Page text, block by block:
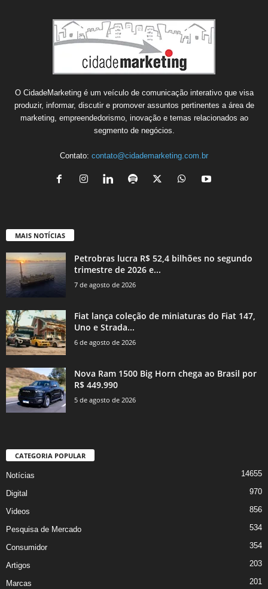
O CidadeMarketing é um veículo de comunicação interativo que visa
produzir, informar, discutir e promover assuntos pertinentes a área de
marketing, empreendedorismo, inovação e temas relacionados ao
segmento de negócios.
Contato: contato@cidademarketing.com.br
MAIS NOTÍCIAS
Petrobras lucra R$ 52,4 bilhões no segundo
trimestre de 2026 e...
7 de agosto de 2026
Fiat lança coleção de miniaturas do Fiat 147,
Uno e Strada...
6 de agosto de 2026
Nova Ram 1500 Big Horn chega ao Brasil por
R$ 449.990
5 de agosto de 2026
CATEGORIA POPULAR
Notícias 14655
Digital 970
Videos 856
Pesquisa de Mercado 534
Consumidor 354
Artigos 203
Marcas 201